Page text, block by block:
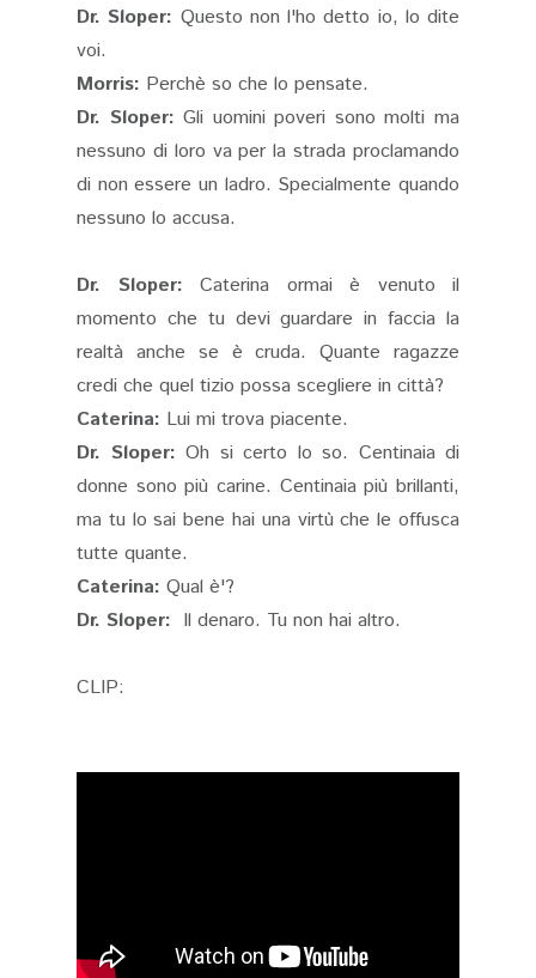
Dr. Sloper: Questo non l'ho detto io, lo dite
voi.
Morris: Perchè so che lo pensate.
Dr. Sloper:Gli uomini poveri sono molti ma
nessuno di loro va per la strada proclamando
di non essere un ladro. Specialmente quando
nessuno lo accusa.
Dr. Sloper: Caterina ormai è venuto il
momento che tu devi guardare in faccia la
realtà anche se è cruda. Quante ragazze
credi che quel tizio possa scegliere in città?
Caterina: Lui mi trova piacente.
Dr. Sloper: Oh si certo lo so. Centinaia di
donne sono più carine. Centinaia più brillanti,
ma tu lo sai bene hai una virtù che le offusca
tutte quante.
Caterina: Qual è'?
Dr. Sloper: Il denaro. Tu non hai altro.
CLIP: